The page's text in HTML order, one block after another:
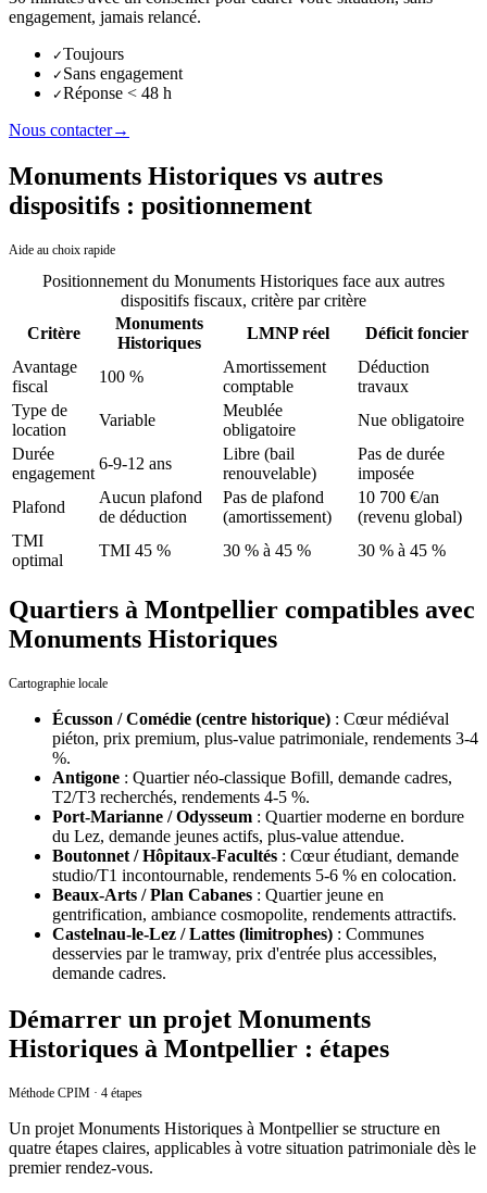
engagement, jamais relancé.
✓Toujours
✓ Sans engagement
✓Réponse < 48 h
Nous contacter→
Monuments Historiques vs autres
dispositifs : positionnement
Aide au choix rapide
Positionnement du Monuments Historiques face aux autres
dispositifs fiscaux, critère par critère
Critère
Monuments
Historiques
LMNP réel
Déficit foncier
Avantage
fiscal
100 %
Amortissement
comptable
Déduction
travaux
Type de
location
Variable
Meublée
obligatoire
Nue obligatoire
Durée
engagement
6-9-12 ans
Libre (bail
renouvelable)
Pas de durée
imposée
Plafond
Aucun plafond
de déduction
Pas de plafond
(amortissement)
10 700 €/an
(revenu global)
TMI
optimal
TMI 45 % 30 % à 45 % 30 % à 45 %
Quartiers à Montpellier compatibles avec
Monuments Historiques
Cartographie locale
Écusson / Comédie (centre historique) : Cœur médiéval
piéton, prix premium, plus-value patrimoniale, rendements 3-4
%.
Antigone : Quartier néo-classique Bofill, demande cadres,
T2/T3 recherchés, rendements 4-5 %.
Port-Marianne / Odysseum : Quartier moderne en bordure
du Lez, demande jeunes actifs, plus-value attendue.
Boutonnet / Hôpitaux-Facultés : Cœur étudiant, demande
studio/T1 incontournable, rendements 5-6 % en colocation.
Beaux-Arts / Plan Cabanes : Quartier jeune en
gentrification, ambiance cosmopolite, rendements attractifs.
Castelnau-le-Lez / Lattes (limitrophes) : Communes
desservies par le tramway, prix d'entrée plus accessibles,
demande cadres.
Démarrer un projet Monuments
Historiques à Montpellier : étapes
Méthode CPIM · 4 étapes
Un projet Monuments Historiques à Montpellierse structure en
quatre étapes claires, applicables à votre situation patrimoniale dès le
premier rendez-vous.